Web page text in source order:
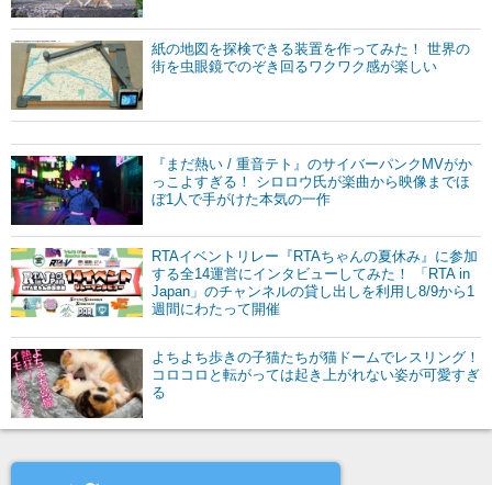
紙の地図を探検できる装置を作ってみた！ 世界の
街を虫眼鏡でのぞき回るワクワク感が楽しい
『まだ熱い / 重音テト』のサイバーパンクMVがか
っこよすぎる！ シロロウ氏が楽曲から映像までほ
ぼ1人で手がけた本気の一作
RTAイベントリレー『RTAちゃんの夏休み』に参加
する全14運営にインタビューしてみた！ 「RTA in
Japan」のチャンネルの貸し出しを利用し8/9から1
週間にわたって開催
よちよち歩きの子猫たちが猫ドームでレスリング！
コロコロと転がっては起き上がれない姿が可愛すぎ
る